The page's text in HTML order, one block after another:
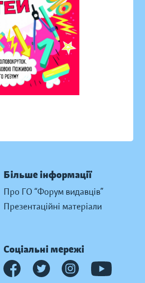
Більше інформації
Про ГО “Форум видавців”
Презентаційні матеріали
Соціальні мережі